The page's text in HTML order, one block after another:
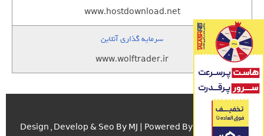
www.hostdownload.net
سرمایه گذاری آنلاین
www.wolftrader.ir
Design , Develop & Seo By MJ | Powered By اسکریپت.com